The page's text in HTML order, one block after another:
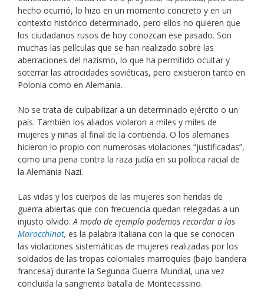
hecho ocurrió, lo hizo en un momento concreto y en un
contexto histórico determinado, pero ellos no quieren que
los ciudadanos rusos de hoy conozcan ese pasado. Son
muchas las películas que se han realizado sobre las
aberraciones del nazismo, lo que ha permitido ocultar y
soterrar las atrocidades soviéticas, pero existieron tanto en
Polonia como en Alemania.
No se trata de culpabilizar a un determinado ejército o un
país. También los aliados violaron a miles y miles de
mujeres y niñas al final de la contienda. O los alemanes
hicieron lo propio con numerosas violaciones “justificadas”,
como una pena contra la raza judía en su política racial de
la Alemania Nazi.
Las vidas y los cuerpos de las mujeres son heridas de
guerra abiertas que con frecuencia quedan relegadas a un
injusto olvido.A modo de ejemplo podemos recordar a los
Marocchinat, es la palabra italiana con la que se conocen
las violaciones sistemáticas de mujeres realizadas por los
soldados de las tropas coloniales marroquíes (bajo bandera
francesa) durante la Segunda Guerra Mundial, una vez
concluida la sangrienta batalla de Montecassino.